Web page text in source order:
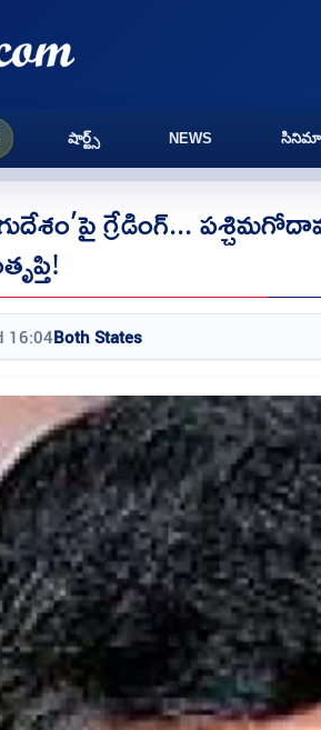
షార్ట్స్ NEWS సినిమా
గ్రేడింగ్...
16:04Both States